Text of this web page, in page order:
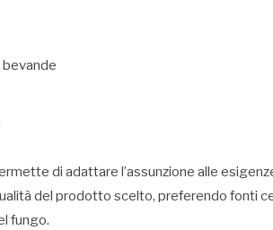
bevande
di adattare l’assunzione alle
del prodotto scelto, preferendo fonti
fungo.